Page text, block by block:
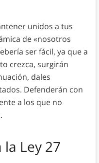
unidos a tus
de «nosotros
ser fácil, ya que a
crezca, surgirán
dales
Defenderán con
a los que no
Ley 27